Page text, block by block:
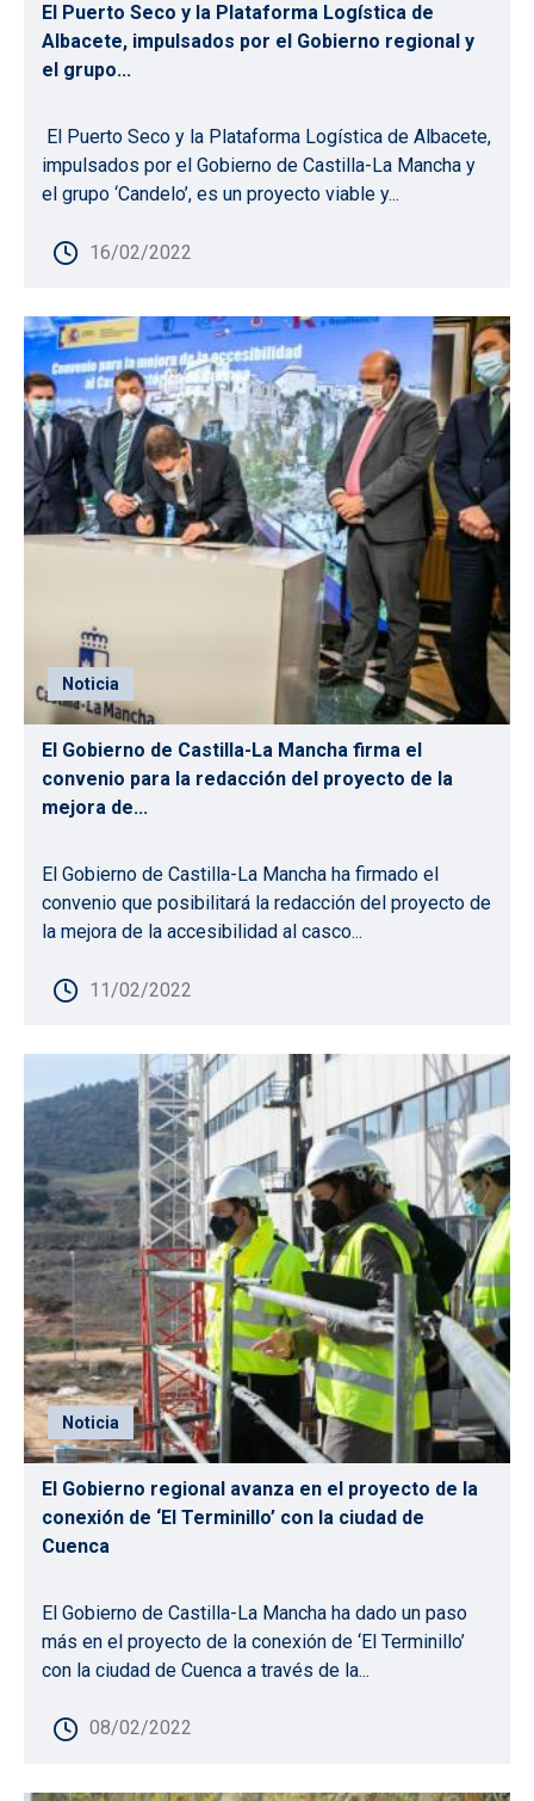
El Puerto Seco y la Plataforma Logística de
Albacete, impulsados por el Gobierno regional y
el grupo...
El Puerto Seco y la Plataforma Logística de Albacete,
impulsados por el Gobierno de Castilla-La Mancha y
el grupo ‘Candelo’, es un proyecto viable y...
16/02/2022
Noticia
El Gobierno de Castilla-La Mancha firma el
convenio para la redacción del proyecto de la
mejora de...
El Gobierno de Castilla-La Mancha ha firmado el
convenio que posibilitará la redacción del proyecto de
la mejora de la accesibilidad al casco...
11/02/2022
Noticia
El Gobierno regional avanza en el proyecto de la
conexión de ‘El Terminillo’ con la ciudad de
Cuenca
El Gobierno de Castilla-La Mancha ha dado un paso
más en el proyecto de la conexión de ‘El Terminillo’
con la ciudad de Cuenca a través de la...
08/02/2022